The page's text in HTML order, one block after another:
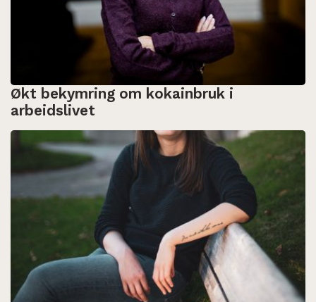
Økt bekymring om kokainbruk i
arbeidslivet